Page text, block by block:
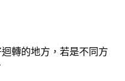
轉的地方，若是不同方